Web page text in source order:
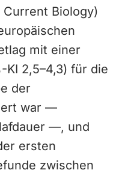
Current Biology)
mit einer
KI 2,5–4,3) für die
der
war —
—, und
ersten
zwischen